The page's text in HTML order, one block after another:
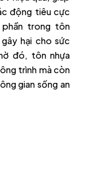
động tiêu cực
trong tôn
hại cho sức
đó, tôn nhựa
trình mà còn
gian sống an